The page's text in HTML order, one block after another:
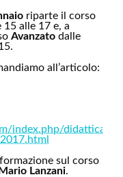
riparte il corso
15 alle 17 e, a
Avanzato dalle
all’articolo:
index.php/didattica/
sul corso
Lanzani.